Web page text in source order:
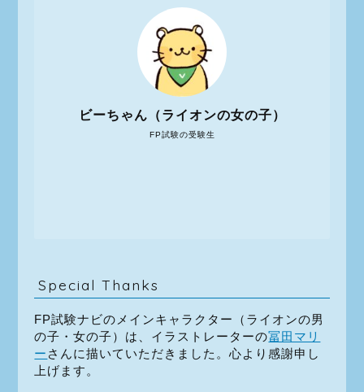
FP試験の受験生
ビーちゃん（ライオンの女の子）
Special Thanks
FP試験ナビのメインキャラクター（ライオンの男
の子・女の子）は、イラストレーターの冨田マリ
ー さんに描いていただきました。心より感謝申し
上げます。